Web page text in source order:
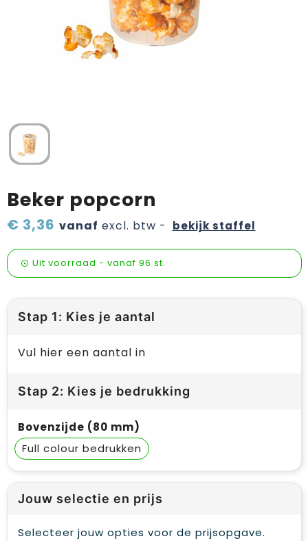
Verzorging & welness
Onderweg
Sinterklaas artikelen
Wijn, bier en proeverij
Zomerpakketten
Beker popcorn
€ 3,36 vanaf excl. btw - bekijk staffel
Uit voorraad - vanaf 96 st.
Stap 1: Kies je aantal
Vul hier een aantal in
Stap 2: Kies je bedrukking
Bovenzijde (80 mm)
Full colour
Jouw selectie en prijs
Selecteer jouw opties voor de prijsopgave.